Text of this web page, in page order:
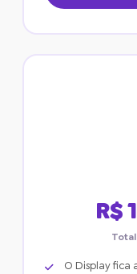
R$
O Display fica